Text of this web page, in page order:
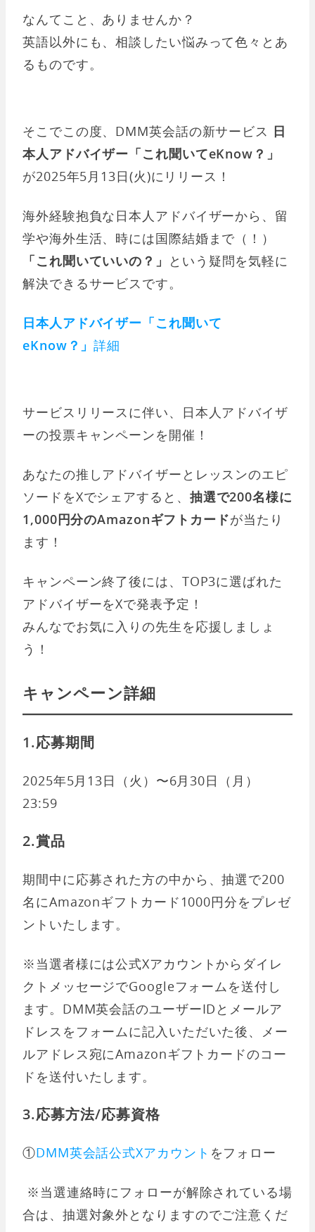
なんてこと、ありませんか？
英語以外にも、相談したい悩みって色々とあ
るものです。
そこでこの度、DMM英会話の新サービス 日
本人アドバイザー「これ聞いてeKnow？」
が2025年5月13日(火)にリリース！
海外経験抱負な日本人アドバイザーから、留
学や海外生活、時には国際結婚まで（！）
「これ聞いていいの？」 という疑問を気軽に
解決できるサービスです。
日本人アドバイザー「これ聞いて
eKnow？」詳細
サービスリリースに伴い、日本人アドバイザ
ーの投票キャンペーンを開催！
あなたの推しアドバイザーとレッスンのエピ
ソードをXでシェアすると、 抽選で200名様に
1,000円分のAmazonギフトカードが当たり
ます！
キャンペーン終了後には、TOP3に選ばれた
アドバイザーをXで発表予定！
みんなでお気に入りの先生を応援しましょ
う！
キャンペーン詳細
1.応募期間
2025年5月13日（火）〜6月30日（月）
23:59
2.賞品
期間中に応募された方の中から、抽選で200
名にAmazonギフトカード1000円分をプレゼ
ントいたします。
※当選者様には公式Xアカウントからダイレ
クトメッセージでGoogleフォームを送付し
ます。DMM英会話のユーザーIDとメールア
ドレスをフォームに記入いただいた後、メー
ルアドレス宛にAmazonギフトカードのコー
ドを送付いたします。
3.応募方法/応募資格
①DMM英会話公式Xアカウント をフォロー
※当選連絡時にフォローが解除されている場
合は、抽選対象外となりますのでご注意くだ